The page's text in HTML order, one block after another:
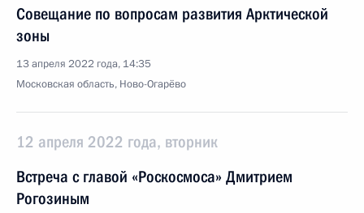
Совещание по вопросам развития Арктической
зоны
13 апреля 2022 года, 14:35
Московская область, Ново-Огарёво
12 апреля 2022 года, вторник
Встреча с главой «Роскосмоса» Дмитрием
Рогозиным